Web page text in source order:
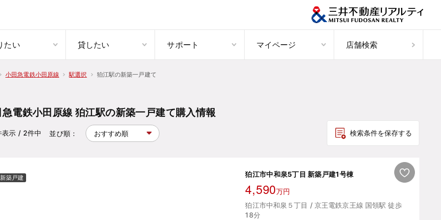
たい 貸したい サポート マイページ 店舗検索
小田急電鉄小田原線 駅選択 狛江駅の新築一戸建て
電鉄小田原線 狛江駅の新築一戸建て購入情報
表示 / 2件中 並び順： 検索条件を保存する
新築戸建 狛江市中和泉5丁目 新築戸建1号棟
4,590万円
狛江市中和泉５丁目 / 京王電鉄京王線 国領駅 徒歩
18分